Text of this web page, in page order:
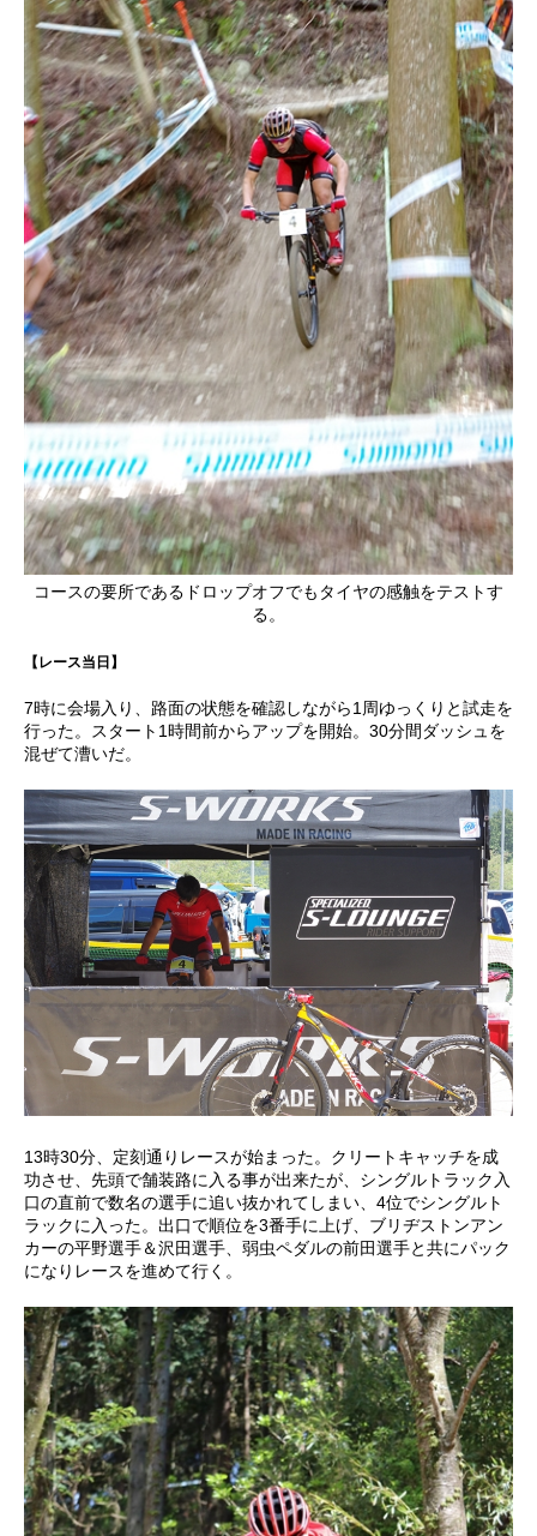
コースの要所であるドロップオフでもタイヤの感触をテストす
る。
【レース当日】
7時に会場入り、路面の状態を確認しながら1周ゆっくりと試走を
行った。スタート1時間前からアップを開始。30分間ダッシュを
混ぜて漕いだ。
13時30分、定刻通りレースが始まった。クリートキャッチを成
功させ、先頭で舗装路に入る事が出来たが、シングルトラック入
口の直前で数名の選手に追い抜かれてしまい、4位でシングルト
ラックに入った。出口で順位を3番手に上げ、ブリヂストンアン
カーの平野選手＆沢田選手、弱虫ペダルの前田選手と共にパック
になりレースを進めて行く。